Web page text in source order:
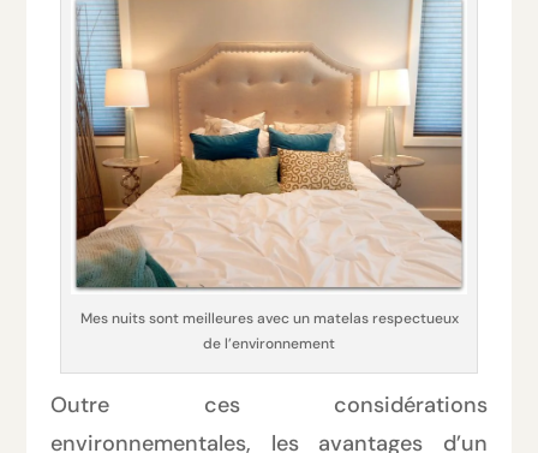
Mes nuits sont meilleures avec un matelas respectueux
de l’environnement
Outre ces considérations
environnementales, les avantages d’un